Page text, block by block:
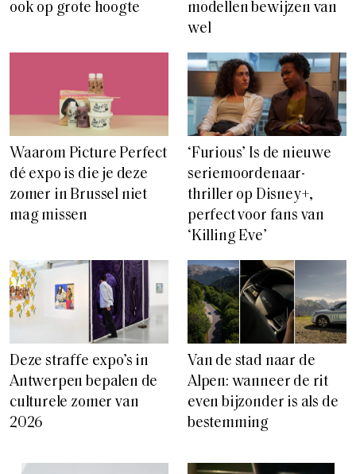
ook op grote hoogte
modellen bewijzen van
wel
Waarom Picture Perfect
dé expo is die je deze
zomer in Brussel niet
mag missen
‘Furious’ Is de nieuwe
seriemoordenaar-
thriller op Disney+,
perfect voor fans van
‘Killing Eve’
Deze straffe expo’s in
Antwerpen bepalen de
culturele zomer van
2026
Van de stad naar de
Alpen: wanneer de rit
even bijzonder is als de
bestemming